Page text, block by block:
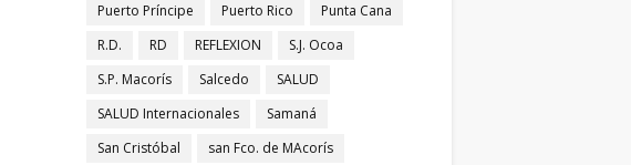
Puerto Príncipe
Puerto Rico
Punta Cana
R.D.
RD REFLEXION
S.J. Ocoa
S.P. Macorís
Salcedo
SALUD
SALUD Internacionales
Samaná
San Cristóbal
san Fco. de MAcorís